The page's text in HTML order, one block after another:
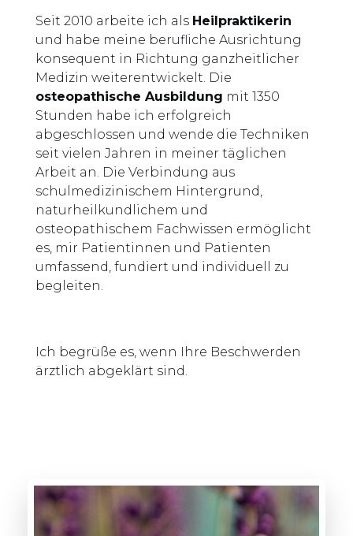
Seit 2010 arbeite ich als Heilpraktikerin
und habe meine berufliche Ausrichtung
konsequent in Richtung ganzheitlicher
Medizin weiterentwickelt. Die
osteopathische Ausbildung mit 1350
Stunden habe ich erfolgreich
abgeschlossen und wende die Techniken
seit vielen Jahren in meiner täglichen
Arbeit an. Die Verbindung aus
schulmedizinischem Hintergrund,
naturheilkundlichem und
osteopathischem Fachwissen ermöglicht
es, mir Patientinnen und Patienten
umfassend, fundiert und individuell zu
begleiten.
Ich begrüße es, wenn Ihre Beschwerden
ärztlich abgeklärt sind.